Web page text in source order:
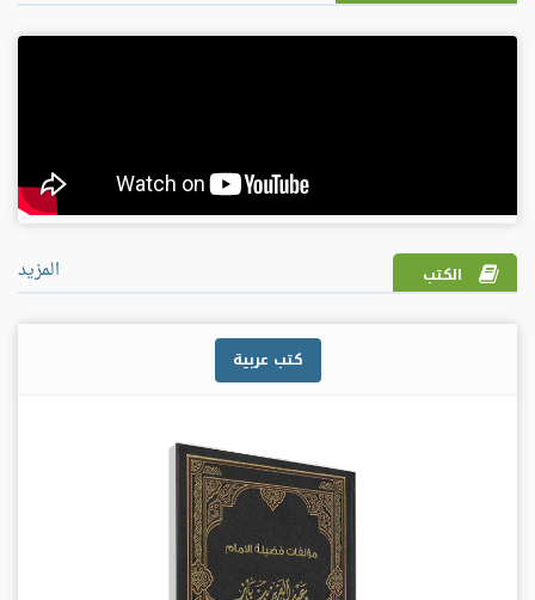
الكتب المزيد
كتب عربية